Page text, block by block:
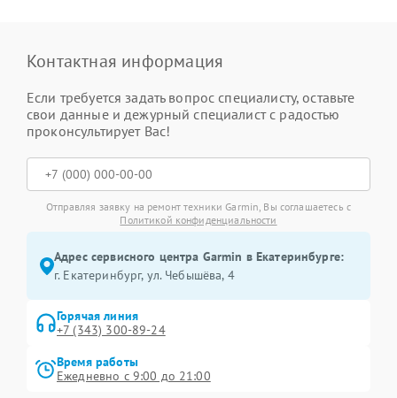
Контактная информация
Если требуется задать вопрос специалисту, оставьте
свои данные и дежурный специалист с радостью
проконсультирует Вас!
Отправляя заявку на ремонт техники Garmin, Вы соглашаетесь с
Политикой конфиденциальности
Адрес сервисного центра Garmin в Екатеринбурге:
г. Екатеринбург, ул. Чебышёва, 4
Горячая линия
+7 (343) 300-89-24
Время работы
Ежедневно с 9:00 до 21:00